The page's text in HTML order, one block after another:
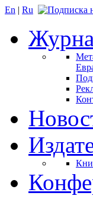
En | Ru